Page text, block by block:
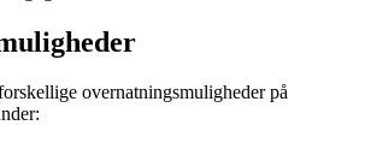
overnatningsmuligheder på